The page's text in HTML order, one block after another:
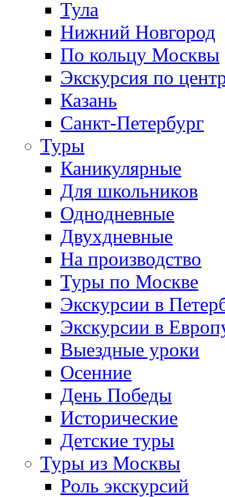
Тула
Нижний Новгород
По кольцу Москвы
Экскурсия по
Казань
Санкт-Петербург
Туры
Каникулярные
Для школьников
Однодневные
Двухдневные
На производство
Туры по Москве
Экскурсии в
Экскурсии в
Выездные уроки
Осенние
День Победы
Исторические
Детские туры
Туры из Москвы
Роль экскурсий